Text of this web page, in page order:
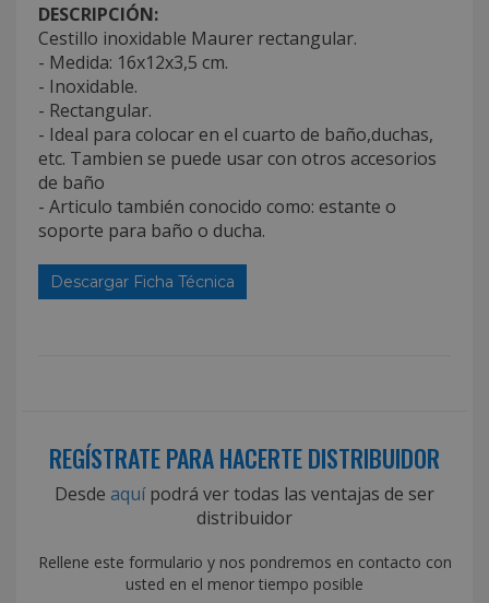
DESCRIPCIÓN:
Cestillo inoxidable Maurer rectangular.
- Medida: 16x12x3,5 cm.
- Inoxidable.
- Rectangular.
- Ideal para colocar en el cuarto de baño,duchas,
etc. Tambien se puede usar con otros accesorios
de baño
- Articulo también conocido como: estante o
soporte para baño o ducha.
Descargar Ficha Técnica
REGÍSTRATE PARA HACERTE DISTRIBUIDOR
Desde aquípodrá ver todas las ventajas de ser
distribuidor
Rellene este formulario y nos pondremos en contacto con
usted en el menor tiempo posible